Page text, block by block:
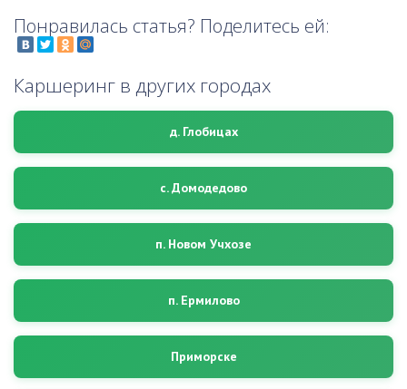
Понравилась статья? Поделитесь ей:
Каршеринг в других городах
д. Глобицах
с. Домодедово
п. Новом Учхозе
п. Ермилово
Приморске